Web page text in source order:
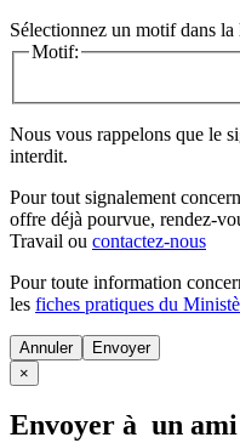
Sélectionnez un motif dans la
Motif:
Nous vous rappelons que le
interdit.
Pour tout signalement
offre déjà pourvue, rendez-
Travail ou contactez-nous
Pour toute information
les fiches pratiques du
Annuler
×
Envoyer à un ami